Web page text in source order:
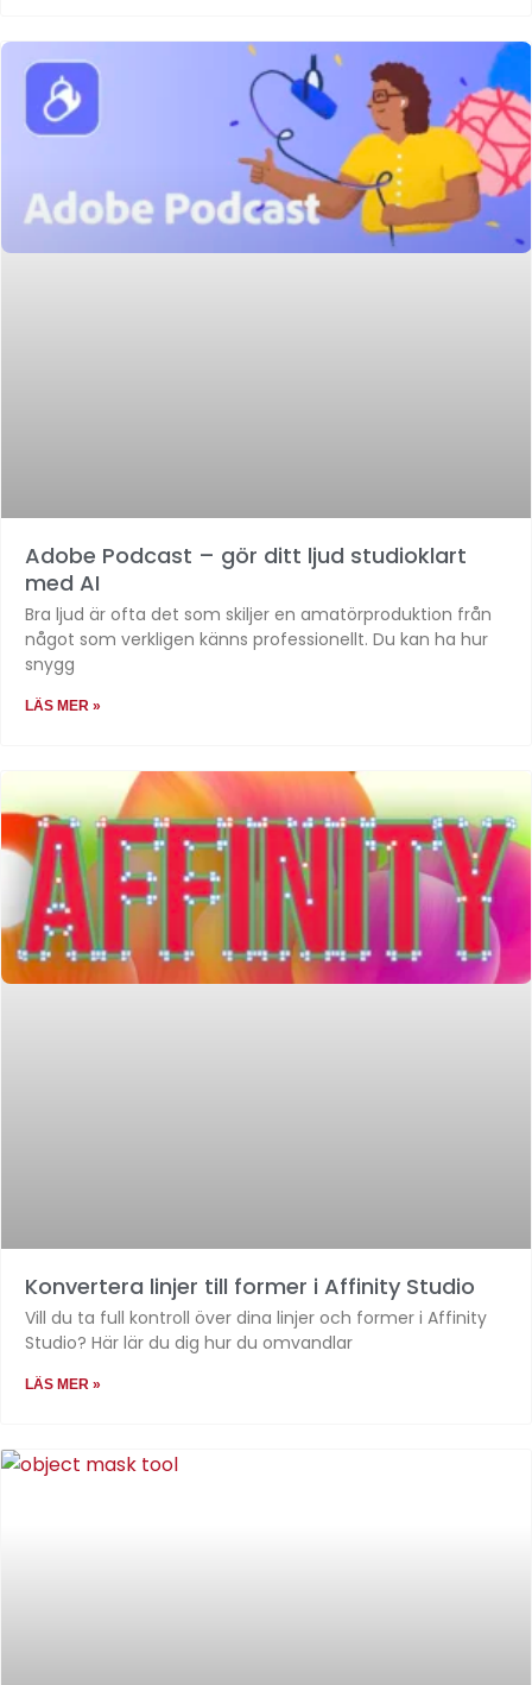
Adobe Podcast – gör ditt ljud studioklart
med AI
Bra ljud är ofta det som skiljer en amatörproduktion från
något som verkligen känns professionellt. Du kan ha hur
snygg
LÄS MER »
Konvertera linjer till former i Affinity Studio
Vill du ta full kontroll över dina linjer och former i Affinity
Studio? Här lär du dig hur du omvandlar
LÄS MER »